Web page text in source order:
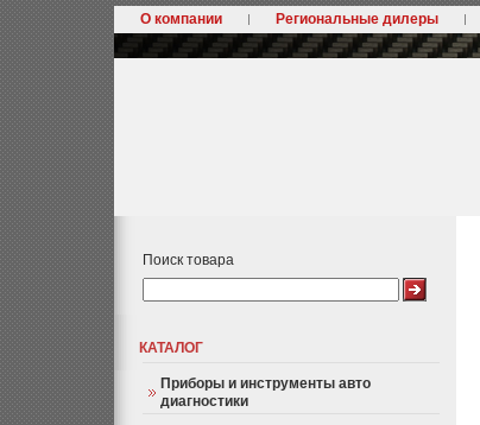
О компании Региональные дилеры
Поиск товара
КАТАЛОГ
Приборы и инструменты авто
диагностики